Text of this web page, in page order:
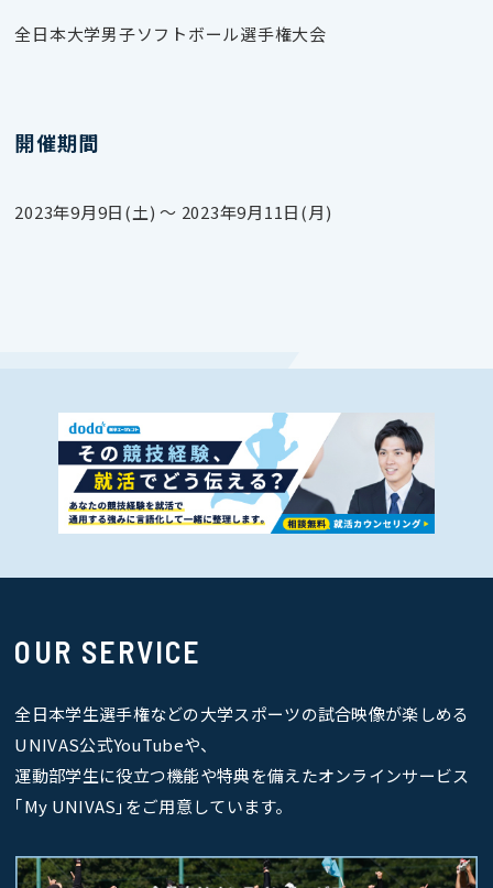
全日本大学男子ソフトボール選手権大会
開催期間
2023年9月9日(土) 〜 2023年9月11日(月)
OUR SERVICE
全日本学生選手権などの大学スポーツの試合映像が楽しめる
UNIVAS公式YouTubeや、
運動部学生に役立つ機能や特典を備えたオンラインサービス
｢My UNIVAS｣をご用意しています。